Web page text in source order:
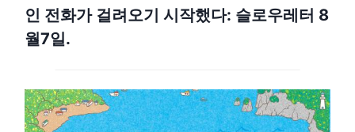
인 전화가 걸려오기 시작했다: 슬로우레터 8
월7일.